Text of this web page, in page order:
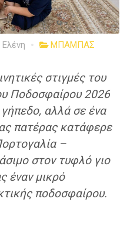
ΜΠΑΜΠΑΣ
στιγμές του
Ποδοσφαίρου 2026
αλλά σε ένα
πατέρας κατάφερε
–
στον τυφλό γιο
έναν μικρό
ποδοσφαίρου.